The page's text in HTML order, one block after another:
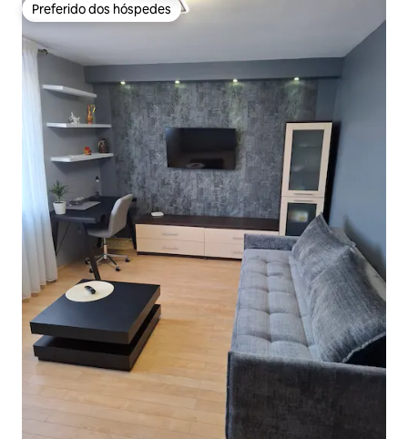
Preferido dos hóspedes
Preferido dos hóspedes